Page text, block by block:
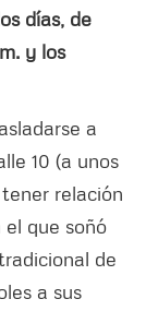
días, de
y los
a
10 (a unos
relación
que soñó
de
a sus